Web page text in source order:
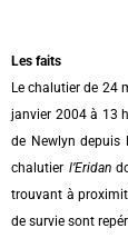
Les faits
Le chalutier de 24
janvier 2004 à 13
de Newlyn depuis
chalutier l’Eridan
trouvant à
de survie sont